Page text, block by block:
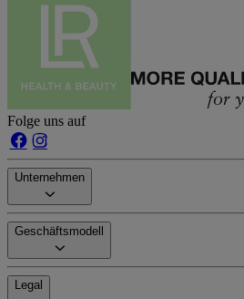
Folge uns auf
Unternehmen
Geschäftsmodell
Legal